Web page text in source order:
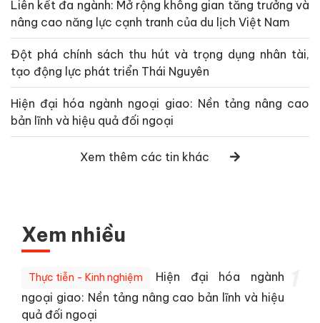
Liên kết đa ngành: Mở rộng không gian tăng trưởng và
nâng cao năng lực cạnh tranh của du lịch Việt Nam
Đột phá chính sách thu hút và trọng dụng nhân tài,
tạo động lực phát triển Thái Nguyên
Hiện đại hóa ngành ngoại giao: Nền tảng nâng cao
bản lĩnh và hiệu quả đối ngoại
Xem thêm các tin khác
Xem nhiều
Thực tiễn - Kinh nghiệm
Hiện đại hóa ngành
ngoại giao: Nền tảng nâng cao bản lĩnh và hiệu
quả đối ngoại